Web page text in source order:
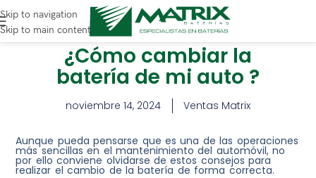
Skip to navigation
Skip to main content
¿Cómo cambiar la
batería de mi auto ?
noviembre 14, 2024 Ventas Matrix
Aunque pueda pensarse que es una de las operaciones
más sencillas en el mantenimiento del automóvil, no
por ello conviene olvidarse de estos consejos para
realizar el cambio de la batería de forma correcta.